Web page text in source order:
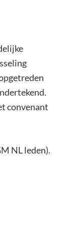
convenant
NL leden).